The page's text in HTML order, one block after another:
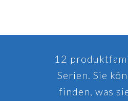
12
Serien. Sie
finden, was